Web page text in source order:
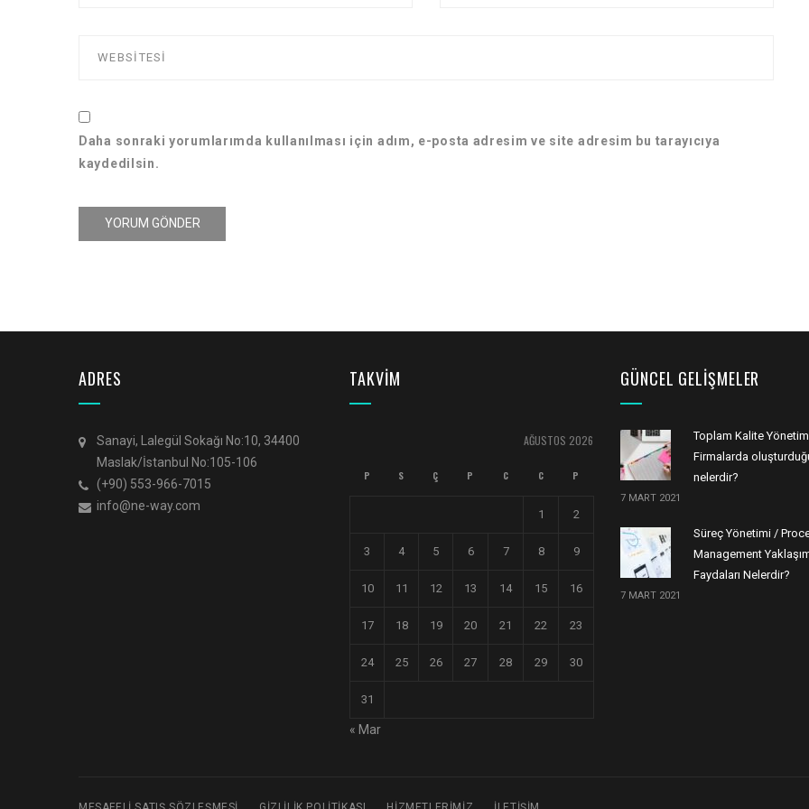
Daha sonraki yorumlarımda kullanılması için adım, e-posta adresim ve site adresim bu tarayıcıya
kaydedilsin.
ADRES
Sanayi, Lalegül Sokağı No:10, 34400
Maslak/İstanbul No:105-106
(+90) 553-966-7015
info@ne-way.com
TAKVİM
AĞUSTOS 2026
P S Ç P C C P
1 2
3 4 5 6 7 8 9
10 11 12 13 14 15 16
17 18 19 20 21 22 23
24 25 26 27 28 29 30
31
« Mar
GÜNCEL GELIŞMELER
Toplam Kalite
Firmalarda
nelerdir?
7 MART 2021
Süreç Yönetimi /
Management
Faydaları Nelerdir?
7 MART 2021